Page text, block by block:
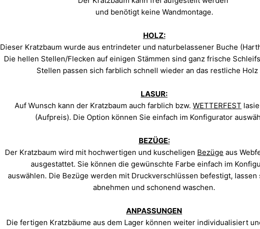
und benötigt keine Wandmontage.
HOLZ:
Dieser Kratzbaum wurde aus entrindeter und naturbelassener Buche
Die hellen Stellen/Flecken auf einigen Stämmen sind ganz frische
Stellen passen sich farblich schnell wieder an das restliche
LASUR:
Auf Wunsch kann der Kratzbaum auch farblich bzw. WETTERFEST
(Aufpreis). Die Option können Sie einfach im Konfigurator
BEZÜGE:
Der Kratzbaum wird mit hochwertigen und kuscheligen Bezüge aus
ausgestattet. Sie können die gewünschte Farbe einfach im
auswählen. Die Bezüge werden mit Druckverschlüssen befestigt, lassen
abnehmen und schonend waschen.
ANPASSUNGEN
Die fertigen Kratzbäume aus dem Lager können weiter individualisiert